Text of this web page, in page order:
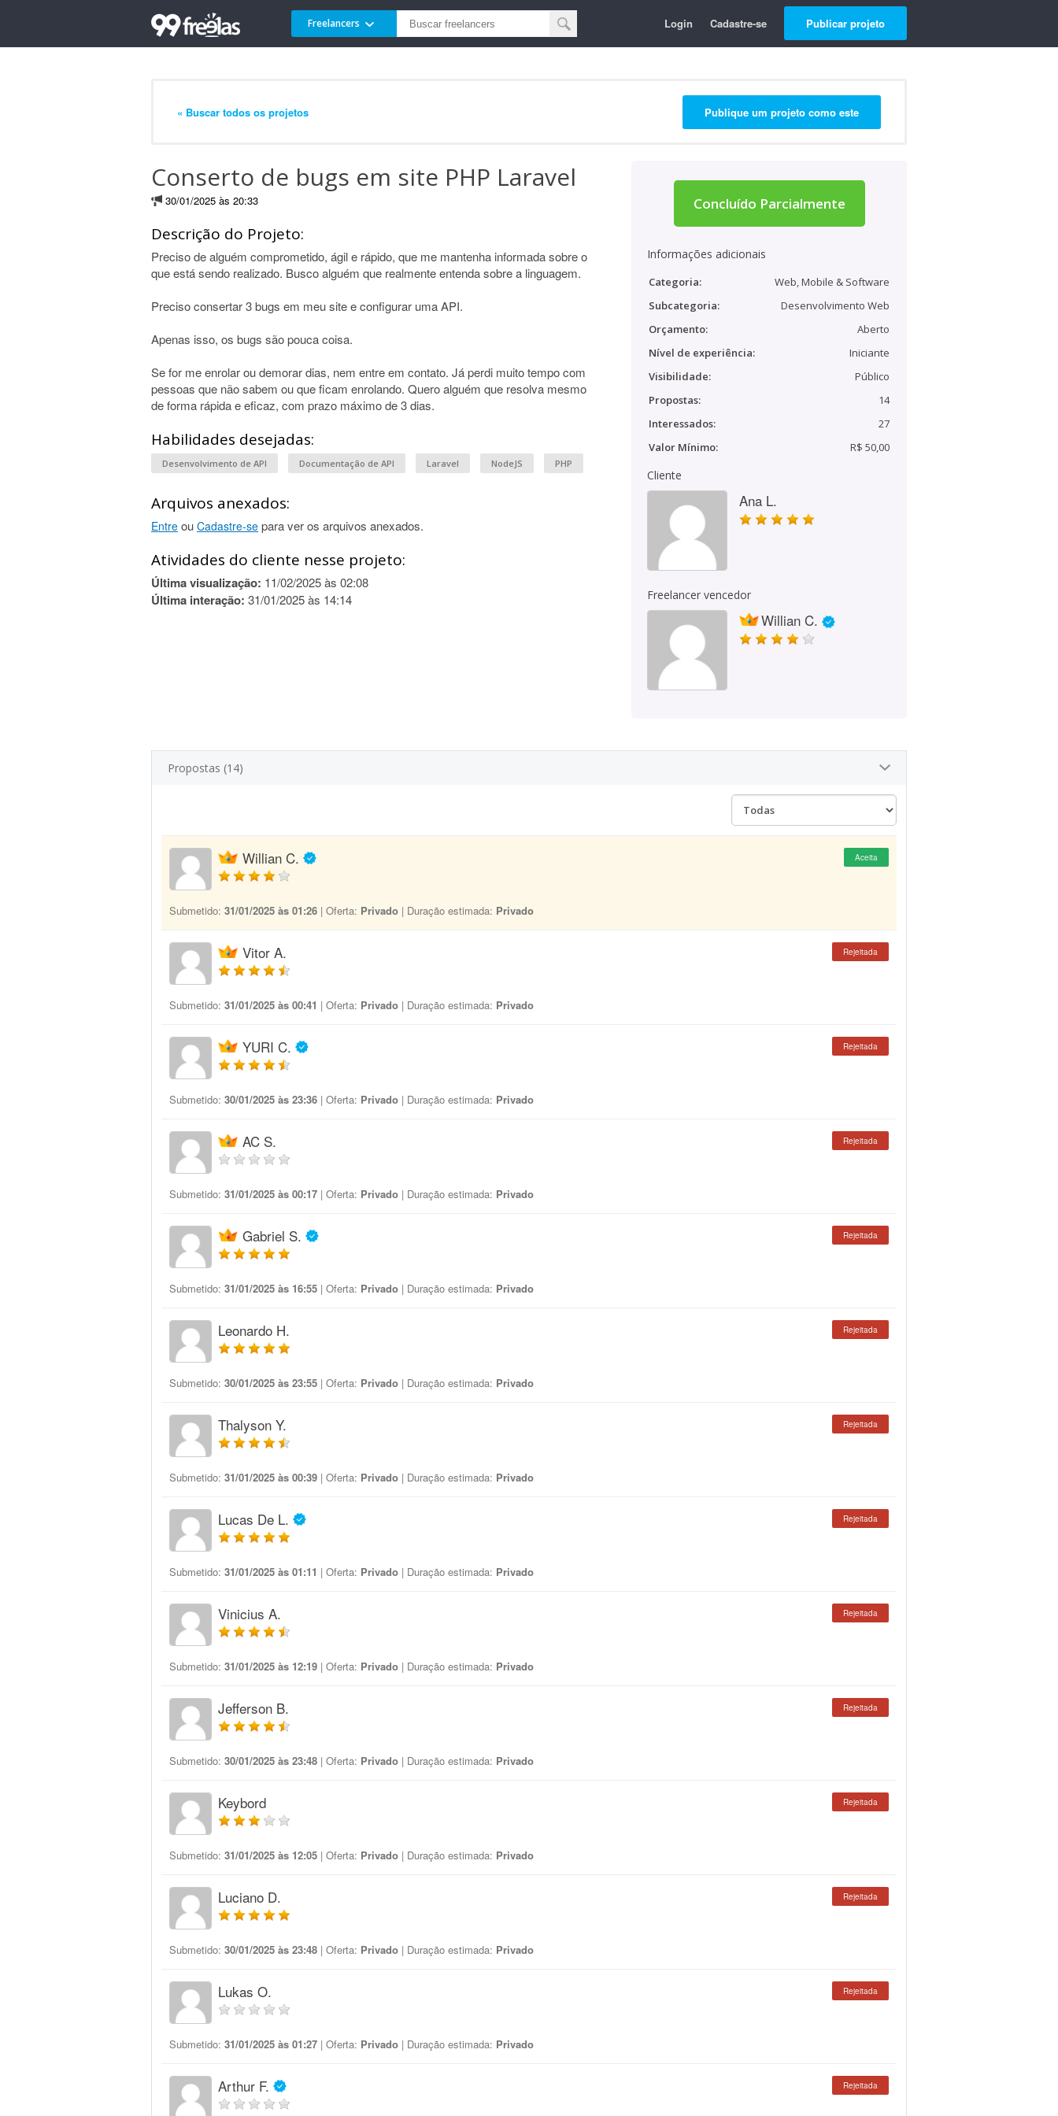
Freelancers Login Cadastre-se Publicar projeto
« Buscar todos os projetos Publique um projeto como este
Conserto de bugs em site PHP Laravel
30/01/2025 às 20:33
Descrição do Projeto:
Preciso de alguém comprometido, ágil e rápido, que me mantenha informada sobre o
que está sendo realizado. Busco alguém que realmente entenda sobre a linguagem.
Preciso consertar 3 bugs em meu site e configurar uma API.
Apenas isso, os bugs são pouca coisa.
Se for me enrolar ou demorar dias, nem entre em contato. Já perdi muito tempo com
pessoas que não sabem ou que ficam enrolando. Quero alguém que resolva mesmo
de forma rápida e eficaz, com prazo máximo de 3 dias.
Habilidades desejadas:
Desenvolvimento de API Documentação de API Laravel NodeJS PHP
Arquivos anexados:
Entre ou Cadastre-se para ver os arquivos anexados.
Atividades do cliente nesse projeto:
Última visualização: 11/02/2025 às 02:08
Última interação: 31/01/2025 às 14:14
Concluído Parcialmente
Informações adicionais
Categoria:
Web, Mobile & Software
Subcategoria:
Desenvolvimento Web
Orçamento:
Aberto
Nível de experiência:
Iniciante
Visibilidade:
Público
Propostas:
14
Interessados:
27
Valor Mínimo:
R$ 50,00
Cliente
Ana L.
Freelancer vencedor
Willian C.
Propostas (14)
Willian C. Aceita
Submetido: 31/01/2025 às 01:26 | Oferta: Privado | Duração estimada: Privado
Vitor A. Rejeitada
Submetido: 31/01/2025 às 00:41 | Oferta: Privado | Duração estimada: Privado
YURI C. Rejeitada
Submetido: 30/01/2025 às 23:36 | Oferta: Privado | Duração estimada: Privado
AC S. Rejeitada
Submetido: 31/01/2025 às 00:17 | Oferta: Privado | Duração estimada: Privado
Gabriel S. Rejeitada
Submetido: 31/01/2025 às 16:55 | Oferta: Privado | Duração estimada: Privado
Leonardo H. Rejeitada
Submetido: 30/01/2025 às 23:55 | Oferta: Privado | Duração estimada: Privado
Thalyson Y. Rejeitada
Submetido: 31/01/2025 às 00:39 | Oferta: Privado | Duração estimada: Privado
Lucas De L. Rejeitada
Submetido: 31/01/2025 às 01:11 | Oferta: Privado | Duração estimada: Privado
Vinicius A. Rejeitada
Submetido: 31/01/2025 às 12:19 | Oferta: Privado | Duração estimada: Privado
Jefferson B. Rejeitada
Submetido: 30/01/2025 às 23:48 | Oferta: Privado | Duração estimada: Privado
Keybord Rejeitada
Submetido: 31/01/2025 às 12:05 | Oferta: Privado | Duração estimada: Privado
Luciano D. Rejeitada
Submetido: 30/01/2025 às 23:48 | Oferta: Privado | Duração estimada: Privado
Lukas O. Rejeitada
Submetido: 31/01/2025 às 01:27 | Oferta: Privado | Duração estimada: Privado
Arthur F. Rejeitada